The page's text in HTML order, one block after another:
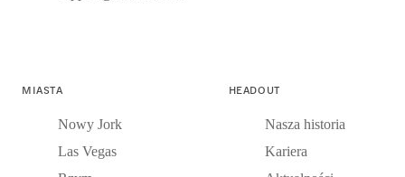
MIASTA
Nowy Jork
Las Vegas
HEADOUT
Nasza historia
Kariera